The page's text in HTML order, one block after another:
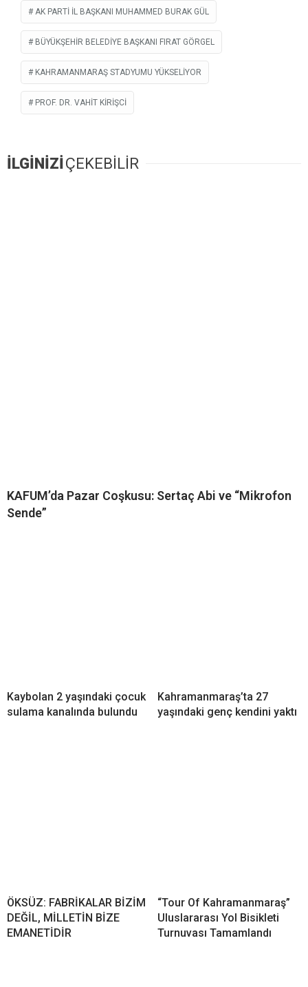
AK PARTI İL BAŞKANI MUHAMMED BURAK GÜL
BÜYÜKŞEHIR BELEDIYE BAŞKANI FIRAT GÖRGEL
KAHRAMANMARAŞ STADYUMU YÜKSELIYOR
PROF. DR. VAHIT KIRIŞCI
İLGİNİZİÇEKEBİLİR
KAFUM’da Pazar Coşkusu: Sertaç Abi ve “Mikrofon
Sende”
Kaybolan 2 yaşındaki çocuk
sulama kanalında bulundu
Kahramanmaraş’ta 27
yaşındaki genç kendini yaktı
ÖKSÜZ: FABRİKALAR BİZİM
DEĞİL, MİLLETİN BİZE
EMANETİDİR
“Tour Of Kahramanmaraş”
Uluslararası Yol Bisikleti
Turnuvası Tamamlandı